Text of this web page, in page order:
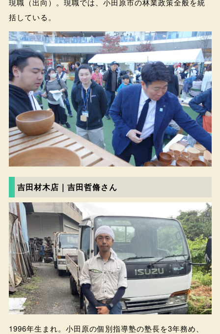
括している。
吉田材木店｜吉田哲脩さん
1996年生まれ。小田原の個別指導塾の塾長を3年務め、